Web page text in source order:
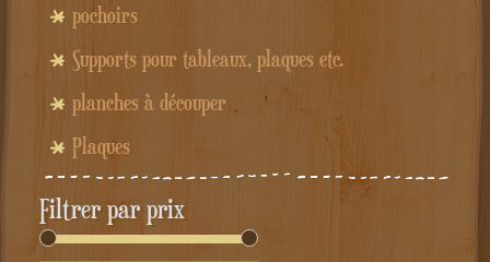
pochoirs
Supports pour tableaux, plaques etc.
planches à découper
Plaques
Filtrer par prix